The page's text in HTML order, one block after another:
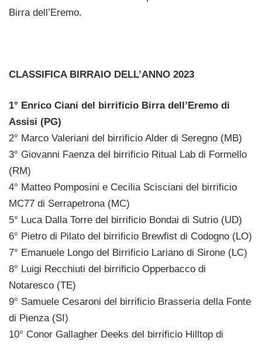
Birra dell’Eremo.
CLASSIFICA BIRRAIO DELL’ANNO 2023
1° Enrico Ciani del birrificio Birra dell’Eremo di
Assisi (PG)
2° Marco Valeriani del birrificio Alder di Seregno (MB)
3° Giovanni Faenza del birrificio Ritual Lab di Formello
(RM)
4° Matteo Pomposini e Cecilia Scisciani del birrificio
MC77 di Serrapetrona (MC)
5° Luca Dalla Torre del birrificio Bondai di Sutrio (UD)
6° Pietro di Pilato del birrificio Brewfist di Codogno (LO)
7° Emanuele Longo del Birrificio Lariano di Sirone (LC)
8° Luigi Recchiuti del birrificio Opperbacco di
Notaresco (TE)
9° Samuele Cesaroni del birrificio Brasseria della Fonte
di Pienza (SI)
10° Conor Gallagher Deeks del birrificio Hilltop di